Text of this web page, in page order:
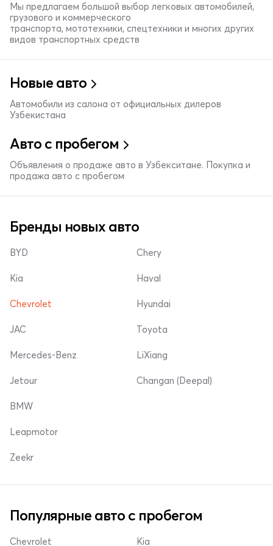
Мы предлагаем большой выбор легковых автомобилей,
грузового и коммерческого
транспорта, мототехники, спецтехники и многих других
видов транспортных средств
Новые авто
Автомобили из салона от официальных дилеров
Узбекистана
Авто с пробегом
Объявления о продаже авто в Узбекситане. Покупка и
продажа авто с пробегом
Бренды новых авто
BYD
Kia
Chevrolet
Chery
Haval
Hyundai
JAC
Mercedes-Benz
Jetour
Toyota
LiXiang
Changan (Deepal)
BMW
Leapmotor
Zeekr
Популярные авто с пробегом
Chevrolet Kia